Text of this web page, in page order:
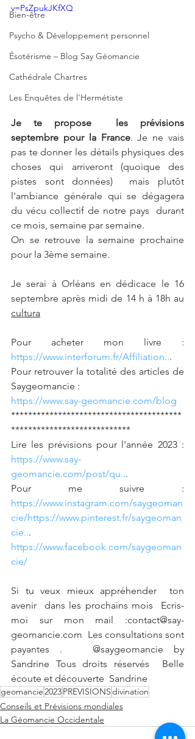
Bien-être
Psycho & Développement personnel
Ésotérisme – Blog Say Géomancie
Cathédrale Chartres
Les Enquêtes de l'Hermétiste
v=PsZpukJKfXQ
Je te propose  les prévisions
septembre pour la France. Je ne vais
pas te donner les détails physiques des
choses qui arriveront (quoique des
pistes sont données)  mais plutôt
l'ambiance générale qui se dégagera
du vécu collectif de notre pays  durant
ce mois, semaine par semaine.
On se retrouve la semaine prochaine
pour la 3ème semaine.
Je serai à Orléans en dédicace le 16
cultura
https://www.interforum.fr/Affiliation...
Pour retrouver la totalité des articles de
Saygeomancie :
https://www.say-geomancie.com/blog
****************************************
****************************
https://www.say-
geomancie.com/post/qu...
https://www.instagram.com/saygeoman
cie/https://www.pinterest.fr/saygeoman
cie..
https://www.facebook.com/saygeoman
cie/
Si tu veux mieux appréhender  ton
avenir  dans les prochains mois  Ecris-
moi sur mon mail :contact@say-
geomancie.com  Les consultations sont
payantes .   @saygeomancie by
Sandrine Tous droits réservés  Belle
écoute et découverte  Sandrine
geomancie2023PREVISIONSdivination
Conseils et Prévisions mondiales
La Géomancie Occidentale